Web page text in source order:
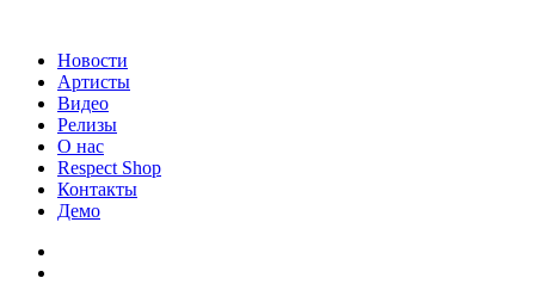
Новости
Артисты
Видео
Релизы
О нас
Respect Shop
Контакты
Демо